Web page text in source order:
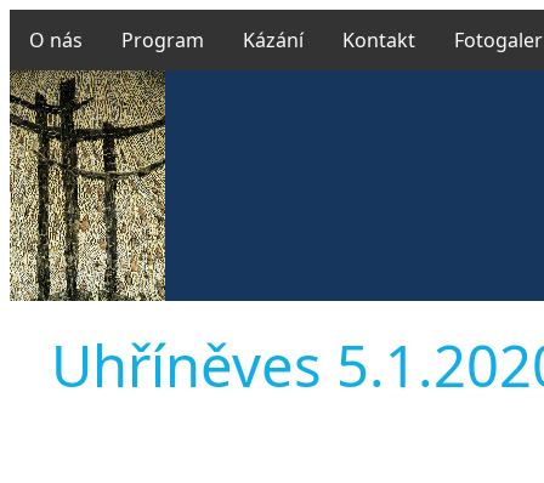
O nás Program Kázání Kontakt
Uhříněves